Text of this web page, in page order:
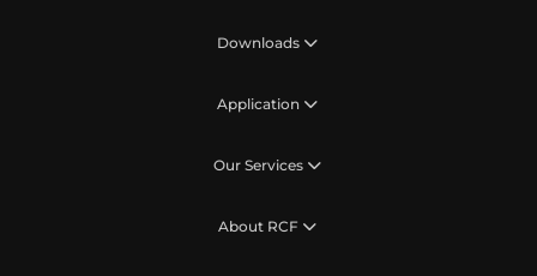
Downloads
Application
Our Services
About RCF